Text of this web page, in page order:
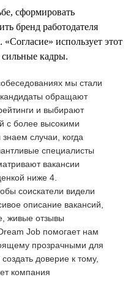
сформировать
бренд работодателя
использует этот
сильные кадры.
мы стали
кандидаты обращают
и выбирают
с более высокими
случаи, когда
специалисты
вакансии
ниже 4.
соискатели видели
описание вакансий,
живые отзывы
Job помогает нам
прозрачными для
доверие к тому,
компания